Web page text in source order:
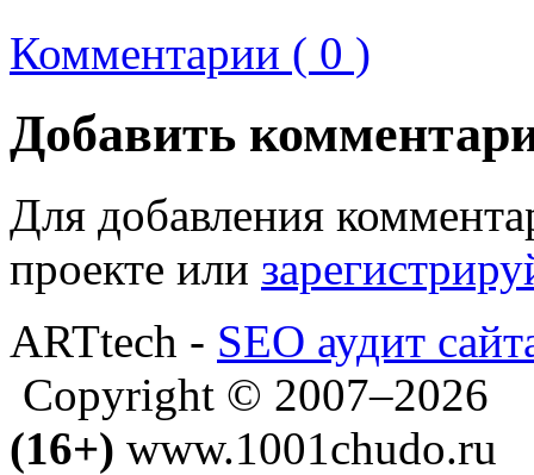
Комментарии ( 0 )
Добавить
Для добавления
проекте или
ARTtech - SEO аудит
Copyright © 2007–2026
(16+) www.1001chudo.ru